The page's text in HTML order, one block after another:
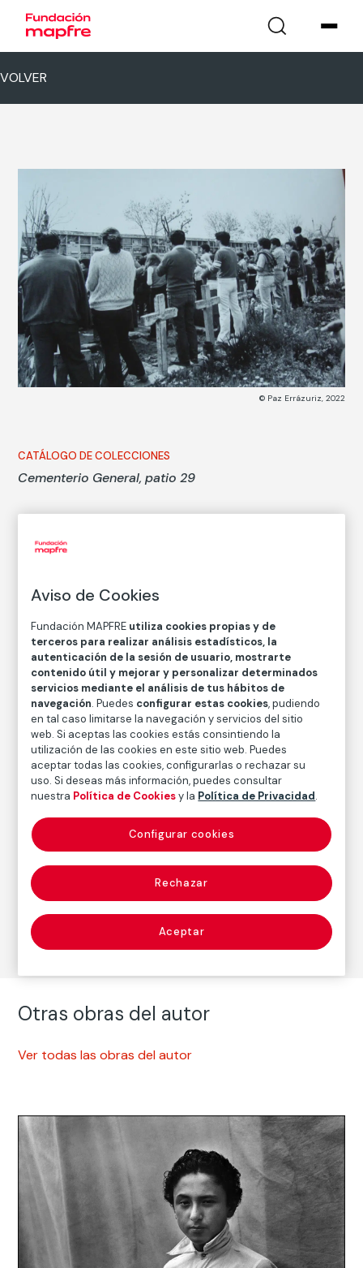
VOLVER
© Paz Errázuriz, 2022
CATÁLOGO DE COLECCIONES
Cementerio General, patio 29
Técnica
Medidas
Medidas mancha: 20 × 30 cm
Medidas papel: 24 × 34 cm
Inventario
FM002564
Fecha
1982/Copia posterior
Autor
Nacimiento: Santiago de Chile, 1944
Fotografía
Serie:Protestas (década de 1980)(Paz Errázuriz)
Otras obras del autor
Ver todas las obras del autor
Aviso de Cookies
Fundación MAPFRE utiliza cookies propias y de
terceros para realizar análisis estadísticos, la
autenticación de la sesión de usuario, mostrarte
contenido útil y mejorar y personalizar determinados
servicios mediante el análisis de tus hábitos de
navegación. Puedes configurar estas cookies, pudiendo
en tal caso limitarse la navegación y servicios del sitio
web. Si aceptas las cookies estás consintiendo la
utilización de las cookies en este sitio web. Puedes
aceptar todas las cookies, configurarlas o rechazar su
uso. Si deseas más información, puedes consultar
nuestra Política de Cookiesy la Política de Privacidad.
Rechazar
Aceptar
Configurar cookies